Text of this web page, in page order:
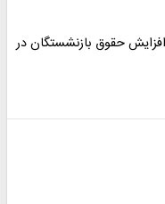
تلفیق بودجه ۱۴۰۱ میران افزایش حقوق بازنشستگان در